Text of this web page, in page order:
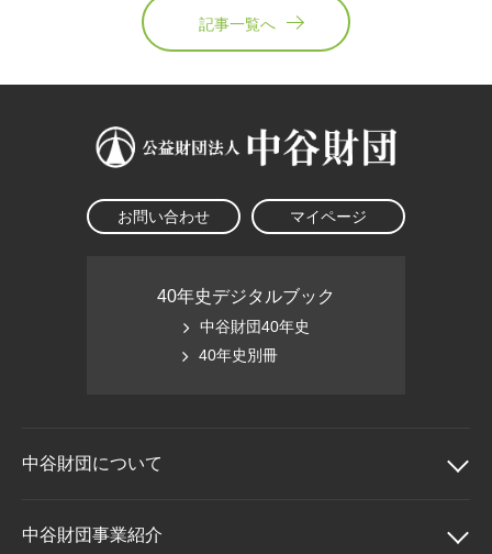
記事一覧へ
お問い合わせ マイページ
40年史デジタルブック
中谷財団40年史
40年史別冊
中谷財団について
中谷財団について
中谷財団事業紹介